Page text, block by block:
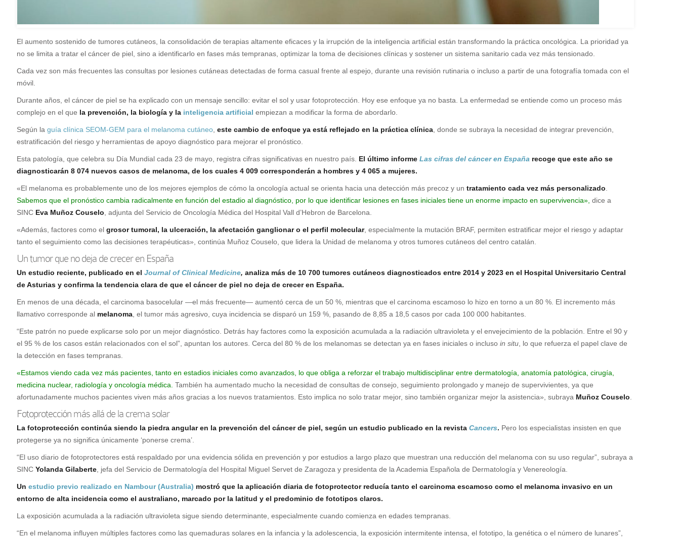
El aumento sostenido de tumores cutáneos, la consolidación de terapias altamente eficaces y la irrupción de la inteligencia artificial están transformando la práctica oncológica. La prioridad ya
no se limita a tratar el cáncer de piel, sino a identificarlo en fases más tempranas, optimizar la toma de decisiones clínicas y sostener un sistema sanitario cada vez más tensionado.
Cada vez son más frecuentes las consultas por lesiones cutáneas detectadas de forma casual frente al espejo, durante una revisión rutinaria o incluso a partir de una fotografía tomada con el
móvil.
Durante años, el cáncer de piel se ha explicado con un mensaje sencillo: evitar el sol y usar fotoprotección. Hoy ese enfoque ya no basta. La enfermedad se entiende como un proceso más
complejo en el que la prevención, la biología y la inteligencia artificial empiezan a modificar la forma de abordarlo.
Según la guía clínica SEOM-GEM para el melanoma cutáneo, este cambio de enfoque ya está reflejado en la práctica clínica, donde se subraya la necesidad de integrar prevención,
estratificación del riesgo y herramientas de apoyo diagnóstico para mejorar el pronóstico.
Esta patología, que celebra su Día Mundial cada 23 de mayo, registra cifras significativas en nuestro país. El último informe Las cifras del cáncer en España recoge que este año se
diagnosticarán 8 074 nuevos casos de melanoma, de los cuales 4 009 corresponderán a hombres y 4 065 a mujeres.
«El melanoma es probablemente uno de los mejores ejemplos de cómo la oncología actual se orienta hacia una detección más precoz y un tratamiento cada vez más personalizado.
Sabemos que el pronóstico cambia radicalmente en función del estadio al diagnóstico, por lo que identificar lesiones en fases iniciales tiene un enorme impacto en supervivencia», dice a
SINC Eva Muñoz Couselo, adjunta del Servicio de Oncología Médica del Hospital Vall d’Hebron de Barcelona.
«Además, factores como el grosor tumoral, la ulceración, la afectación ganglionar o el perfil molecular, especialmente la mutación BRAF, permiten estratificar mejor el riesgo y adaptar
tanto el seguimiento como las decisiones terapéuticas», continúa Muñoz Couselo, que lidera la Unidad de melanoma y otros tumores cutáneos del centro catalán.
Un tumor que no deja de crecer en España
Un estudio reciente, publicado en el Journal of Clinical Medicine, analiza más de 10 700 tumores cutáneos diagnosticados entre 2014 y 2023 en el Hospital Universitario Central
de Asturias y confirma la tendencia clara de que el cáncer de piel no deja de crecer en España.
En menos de una década, el carcinoma basocelular —el más frecuente— aumentó cerca de un 50 %, mientras que el carcinoma escamoso lo hizo en torno a un 80 %. El incremento más
llamativo corresponde al melanoma, el tumor más agresivo, cuya incidencia se disparó un 159 %, pasando de 8,85 a 18,5 casos por cada 100 000 habitantes.
“Este patrón no puede explicarse solo por un mejor diagnóstico. Detrás hay factores como la exposición acumulada a la radiación ultravioleta y el envejecimiento de la población. Entre el 90 y
el 95 % de los casos están relacionados con el sol”, apuntan los autores. Cerca del 80 % de los melanomas se detectan ya en fases iniciales o incluso in situ, lo que refuerza el papel clave de
la detección en fases tempranas.
«Estamos viendo cada vez más pacientes, tanto en estadios iniciales como avanzados, lo que obliga a reforzar el trabajo multidisciplinar entre dermatología, anatomía patológica, cirugía,
medicina nuclear, radiología y oncología médica. También ha aumentado mucho la necesidad de consultas de consejo, seguimiento prolongado y manejo de supervivientes, ya que
afortunadamente muchos pacientes viven más años gracias a los nuevos tratamientos. Esto implica no solo tratar mejor, sino también organizar mejor la asistencia», subraya Muñoz Couselo.
Fotoprotección más allá de la crema solar
La fotoprotección continúa siendo la piedra angular en la prevención del cáncer de piel, según un estudio publicado en la revista Cancers. Pero los especialistas insisten en que
protegerse ya no significa únicamente ‘ponerse crema’.
“El uso diario de fotoprotectores está respaldado por una evidencia sólida en prevención y por estudios a largo plazo que muestran una reducción del melanoma con su uso regular”, subraya a
SINC Yolanda Gilaberte, jefa del Servicio de Dermatología del Hospital Miguel Servet de Zaragoza y presidenta de la Academia Española de Dermatología y Venereología.
Un estudio previo realizado en Nambour (Australia) mostró que la aplicación diaria de fotoprotector reducía tanto el carcinoma escamoso como el melanoma invasivo en un
entorno de alta incidencia como el australiano, marcado por la latitud y el predominio de fototipos claros.
La exposición acumulada a la radiación ultravioleta sigue siendo determinante, especialmente cuando comienza en edades tempranas.
“En el melanoma influyen múltiples factores como las quemaduras solares en la infancia y la adolescencia, la exposición intermitente intensa, el fototipo, la genética o el número de lunares”,